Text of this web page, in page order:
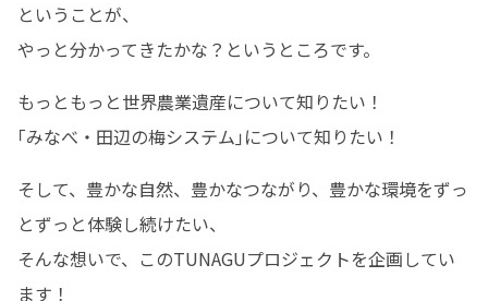
ということが、
やっと分かってきたかな？というところです。
もっともっと世界農業遺産について知りたい！
｢みなべ・田辺の梅システム｣について知りたい！
そして、豊かな自然、豊かなつながり、豊かな環境をずっ
とずっと体験し続けたい、
そんな想いで、このTUNAGUプロジェクトを企画してい
ます！